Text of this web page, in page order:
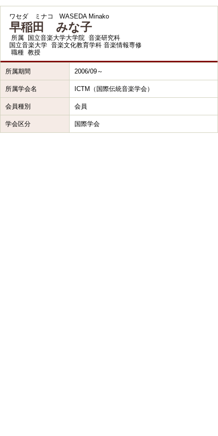
ワセダ ミナコ WASEDA Minako
早稲田 みな子
所属
国立音楽大学大学院 音楽研究科
国立音楽大学 音楽文化教育学科 音楽情報専修
職種 教授
所属期間 2006/09～
所属学会名 ICTM（国際伝統音楽学会）
会員種別 会員
学会区分 国際学会